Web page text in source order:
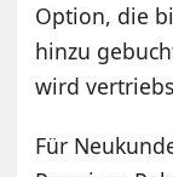
Option, die
hinzu
wird
Für